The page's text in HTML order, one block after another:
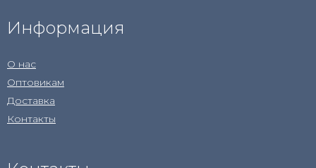
Информация
О нас
Оптовикам
Доставка
Контакты